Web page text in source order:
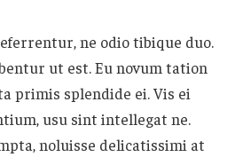
ne odio tibique duo.
ut est. Eu novum tation
primis splendide ei. Vis ei
usu sint intellegat ne.
noluisse delicatissimi at